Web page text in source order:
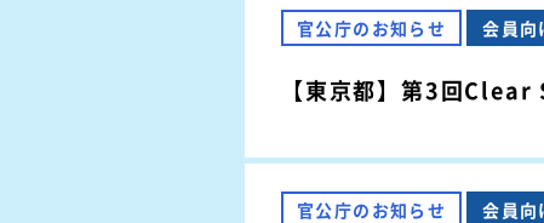
官公庁のお知らせ 会員向
【東京都】第3回
官公庁のお知らせ 会員向